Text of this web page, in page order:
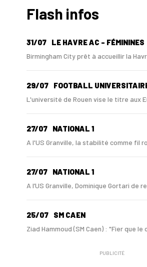
Flash infos
31/07 LE HAVRE AC - FÉMININES
Birmingham City prêt à accueillir la
29/07 FOOTBALL
L'université de Rouen vise le titre aux
27/07 NATIONAL 1
A l'US Granville, la stabilité comme fil
27/07 NATIONAL 1
A l’US Granville, Dominique Gortari de
25/07 SM CAEN
Ziad Hammoud (SM Caen) : "Fier que le
SM CAEN - MERCATO
PUBLICITÉ